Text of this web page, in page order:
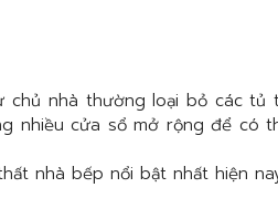
chủ nhà thường loại bỏ các
nhiều cửa sổ mở rộng để có